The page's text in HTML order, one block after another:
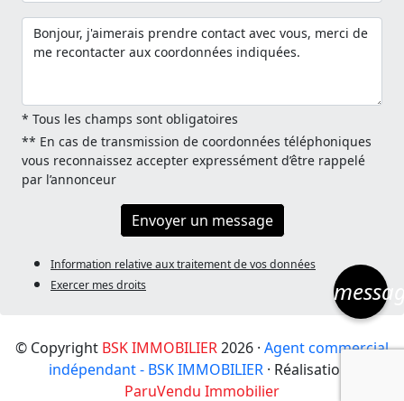
* Tous les champs sont obligatoires
** En cas de transmission de coordonnées téléphoniques
vous reconnaissez accepter expressément d’être rappelé
par l’annonceur
Envoyer un message
Information relative aux traitement de vos données
Exercer mes droits
© Copyright BSK IMMOBILIER2026 · Agent commercial
indépendant - BSK IMMOBILIER· Réalisation :
ParuVendu Immobilier